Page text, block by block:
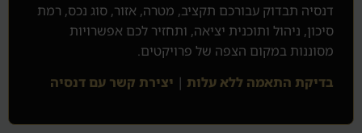
דנסיה תבדוק עבורכם תקציב, מטרה, אזור, סוג נכס, רמת
סיכון, ניהול ותוכנית יציאה, ותחזיר לכם אפשרויות
מסוננות במקום הצפה של פרויקטים.
בדיקת התאמה ללא עלות | יצירת קשר עם דנסיה